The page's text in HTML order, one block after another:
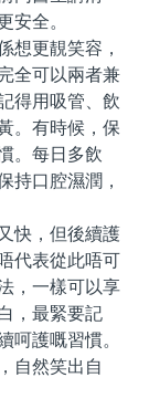
安全。
更靚笑容，
全可以兩者兼
得用吸管、飲
。有時候，保
。每日多飲
持口腔濕潤，
快，但後續護
代表從此唔可
，一樣可以享
，最緊要記
呵護嘅習慣。
自然笑出自